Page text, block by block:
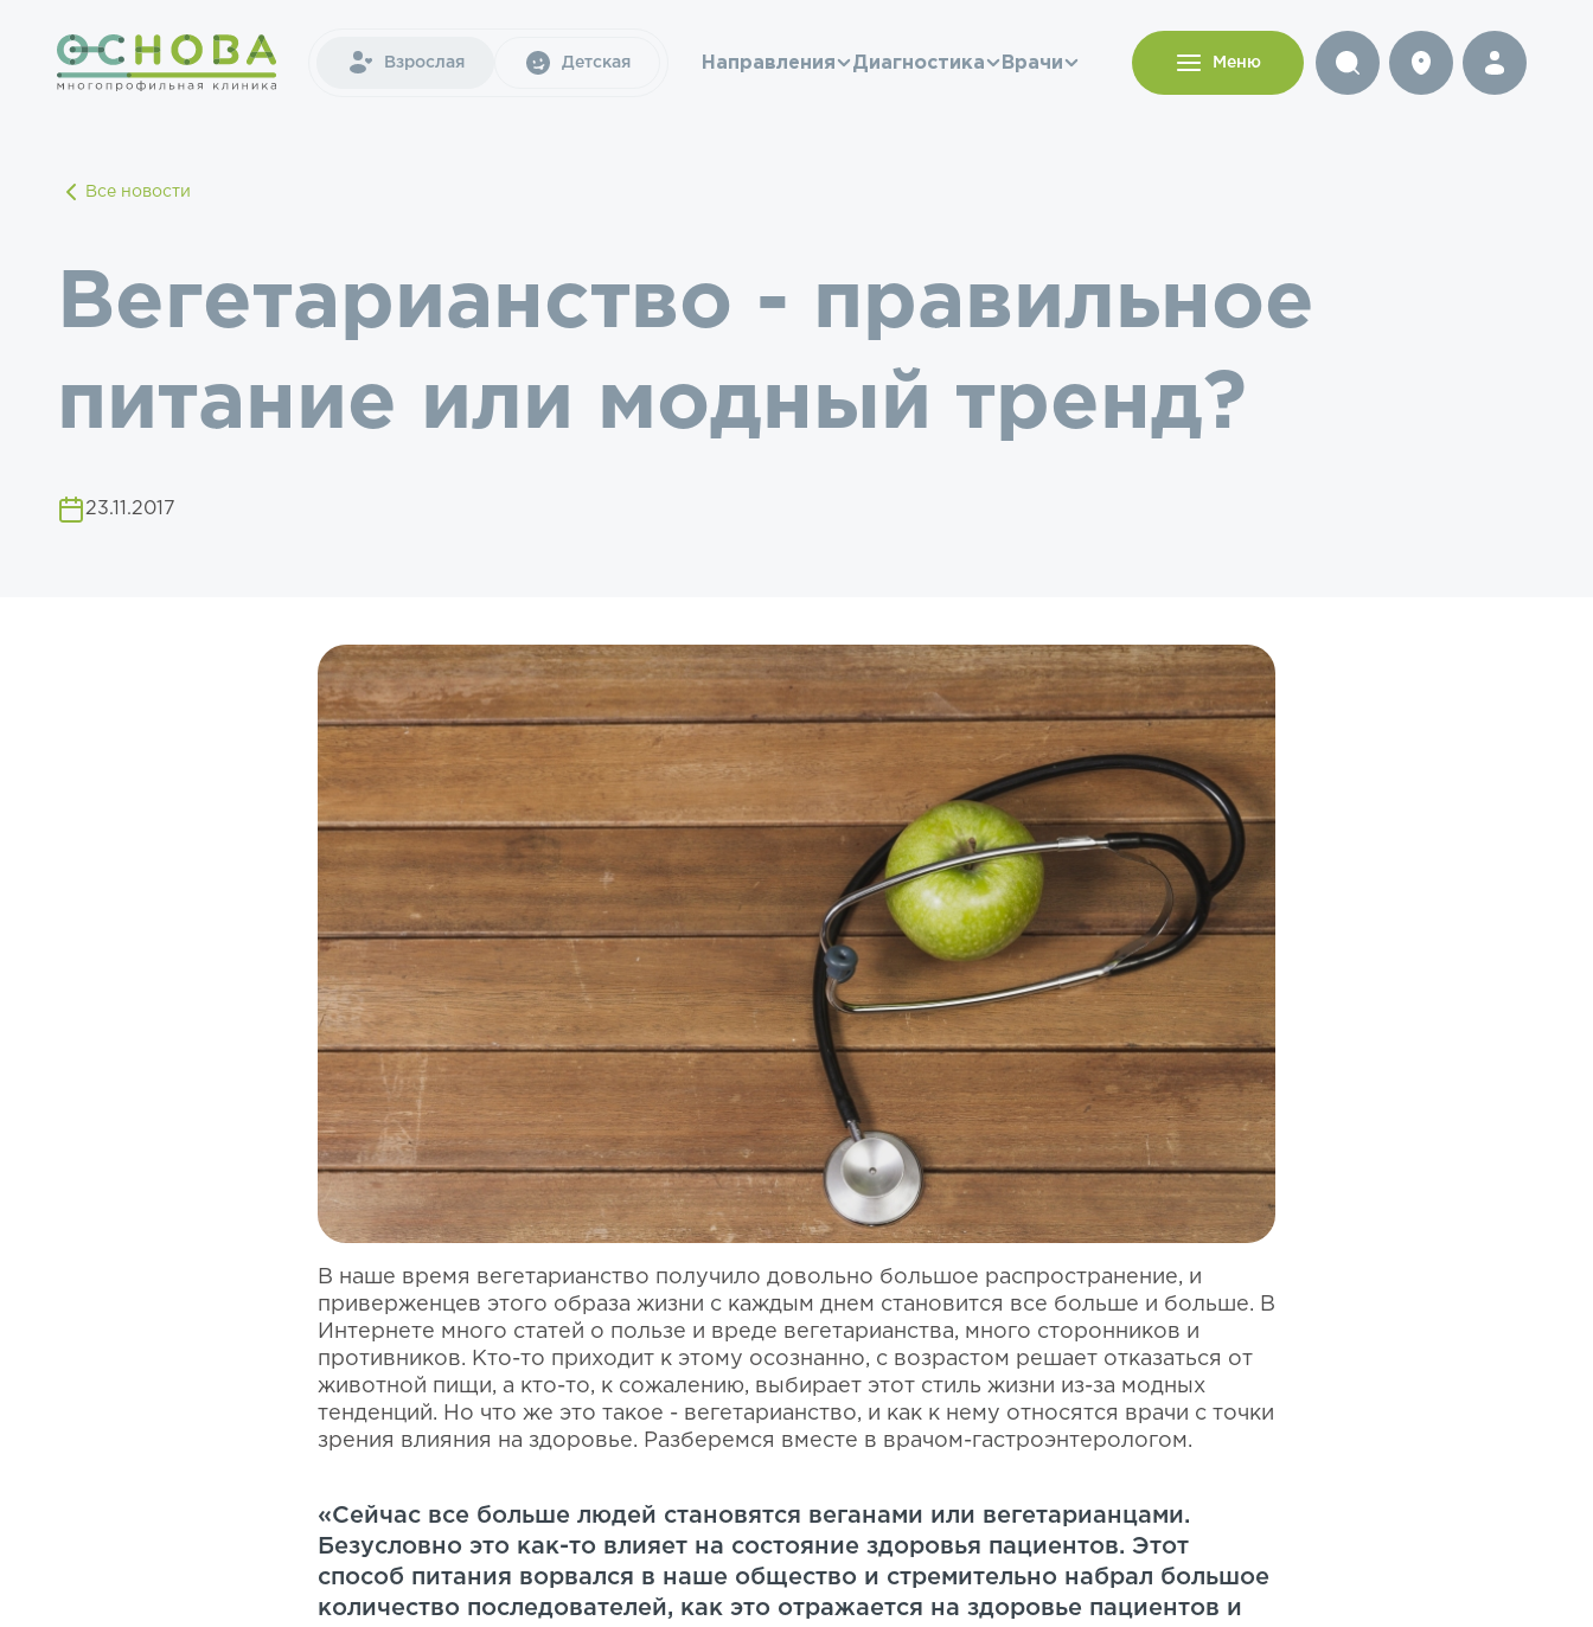
Взрослая Детская Направления Диагностика Врачи Меню
Все новости
Вегетарианство - правильное
питание или модный тренд?
23.11.2017
В наше время вегетарианство получило довольно большое распространение, и
приверженцев этого образа жизни с каждым днем становится все больше и больше. В
Интернете много статей о пользе и вреде вегетарианства, много сторонников и
противников. Кто-то приходит к этому осознанно, с возрастом решает отказаться от
животной пищи, а кто-то, к сожалению, выбирает этот стиль жизни из-за модных
тенденций. Но что же это такое - вегетарианство, и как к нему относятся врачи с точки
зрения влияния на здоровье. Разберемся вместе в врачом-гастроэнтерологом.
«Сейчас все больше людей становятся веганами или вегетарианцами.
Безусловно это как-то влияет на состояние здоровья пациентов. Этот
способ питания ворвался в наше общество и стремительно набрал большое
количество последователей, как это отражается на здоровье пациентов и